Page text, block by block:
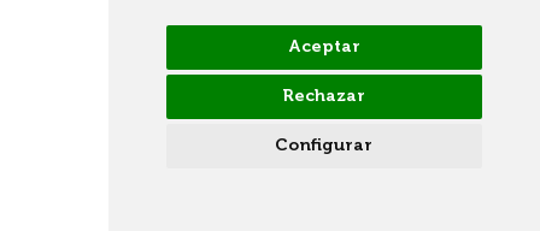
Aceptar
Rechazar
Configurar